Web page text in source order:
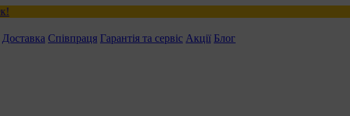
Доставка Співпраця Гарантія та сервіс Акції Блог